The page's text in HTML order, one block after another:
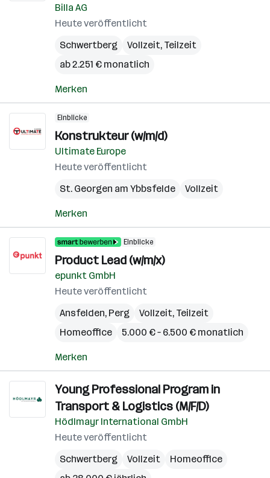
Billa AG
Heute veröffentlicht
Schwertberg
Vollzeit, Teilzeit
ab 2.251 € monatlich
Merken
Einblicke
Konstrukteur (w/m/d)
Ultimate Europe
Heute veröffentlicht
St. Georgen am Ybbsfelde
Vollzeit
Merken
Einblicke
Product Lead (w/m/x)
epunkt GmbH
Heute veröffentlicht
Ansfelden, Perg
Vollzeit, Teilzeit
Homeoffice
5.000 € – 6.500 € monatlich
Merken
Young Professional Program in
Transport & Logistics (M/F/D)
Hödlmayr International GmbH
Heute veröffentlicht
Schwertberg
Vollzeit
Homeoffice